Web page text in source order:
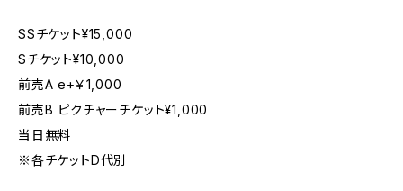
SSチケット¥15,000
Sチケット¥10,000
前売A e+￥1,000
前売B ピクチャーチケット¥1,000
当日無料
※各チケットD代別